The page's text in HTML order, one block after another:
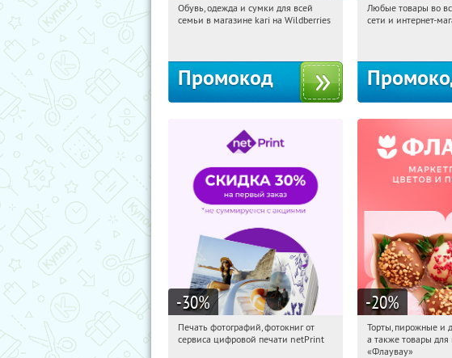
18:12:44 Получили:
Обувь, одежда и сумки для всей
семьи в магазине kari на Wildberries
Промокод
18:12:44
Любые товары во
сети и интернет-
-30%
18:12:44 Получили:
Печать фотографий, фотокниг от
сервиса цифровой печати netPrint
-20%
18:12:44
Россия
Торты, пирожные и
а также товары для
«Флаувау»